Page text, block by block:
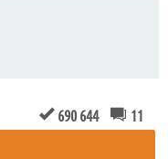
690 644 11